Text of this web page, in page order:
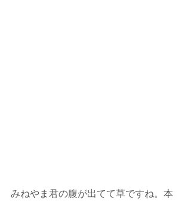
みねやま君の腹が出てて草ですね。本